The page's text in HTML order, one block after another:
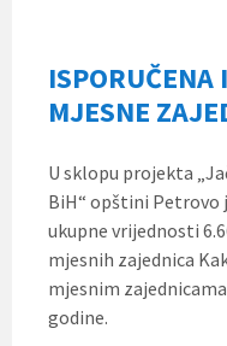
ISPORUČENA
MJESNE
U sklopu projekta
BiH“ opštini Petrovo
ukupne vrijednosti
mjesnih zajednica
mjesnim
godine.